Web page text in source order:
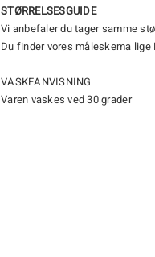
STØRRELSESGUIDE
Vi anbefaler du tager samme
Du finder vores måleskema lige
VASKEANVISNING
Varen vaskes ved 30 grader